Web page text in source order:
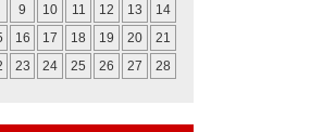
9 10 11 12 13
14
16 17 18 19 20
21
23 24 25 26 27 28